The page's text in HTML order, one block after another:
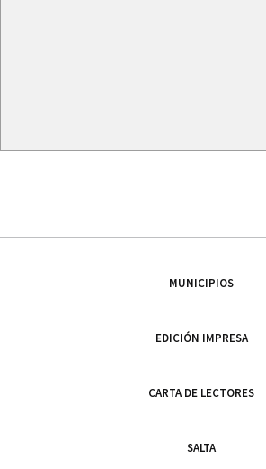
MUNICIPIOS
EDICIÓN IMPRESA
CARTA DE LECTORES
SALTA